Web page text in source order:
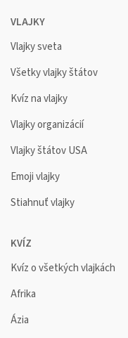
VLAJKY
Vlajky sveta
Všetky vlajky štátov
Kvíz na vlajky
Vlajky organizácií
Vlajky štátov USA
Emoji vlajky
Stiahnuť vlajky
KVÍZ
Kvíz o všetkých vlajkách
Afrika
Ázia